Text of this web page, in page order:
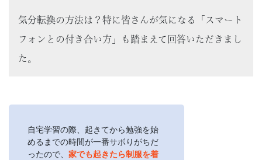
気分転換の方法は？特に皆さんが気になる「スマート
フォンとの付き合い方」も踏まえて回答いただきまし
た。
自宅学習の際、起きてから勉強を始
めるまでの時間が一番サボりがちだ
ったので、 家でも起きたら制服を着